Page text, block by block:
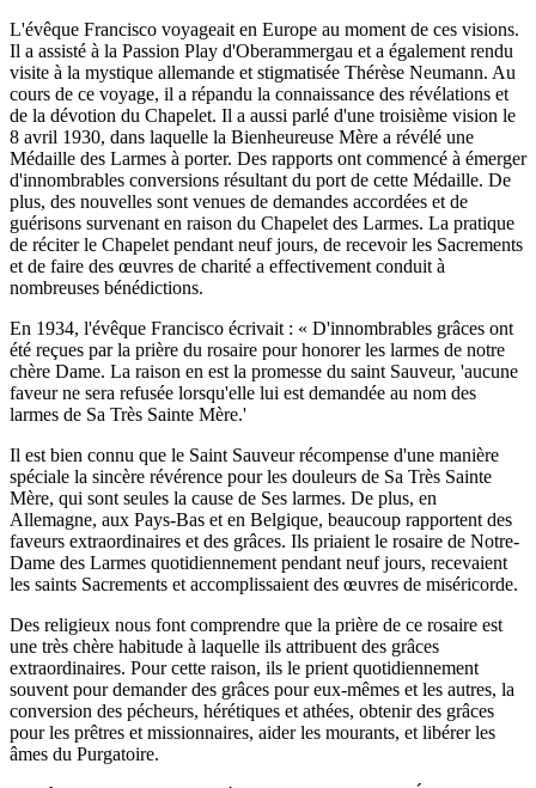
L'évêque Francisco voyageait en Europe au moment de ces visions.
Il a assisté à la Passion Play d'Oberammergau et a également rendu
visite à la mystique allemande et stigmatisée Thérèse Neumann. Au
cours de ce voyage, il a répandu la connaissance des révélations et
de la dévotion du Chapelet. Il a aussi parlé d'une troisième vision le
8 avril 1930, dans laquelle la Bienheureuse Mère a révélé une
Médaille des Larmes à porter. Des rapports ont commencé à émerger
d'innombrables conversions résultant du port de cette Médaille. De
plus, des nouvelles sont venues de demandes accordées et de
guérisons survenant en raison du Chapelet des Larmes. La pratique
de réciter le Chapelet pendant neuf jours, de recevoir les Sacrements
et de faire des œuvres de charité a effectivement conduit à
nombreuses bénédictions.
En 1934, l'évêque Francisco écrivait : « D'innombrables grâces ont
été reçues par la prière du rosaire pour honorer les larmes de notre
chère Dame. La raison en est la promesse du saint Sauveur, 'aucune
faveur ne sera refusée lorsqu'elle lui est demandée au nom des
larmes de Sa Très Sainte Mère.'
Il est bien connu que le Saint Sauveur récompense d'une manière
spéciale la sincère révérence pour les douleurs de Sa Très Sainte
Mère, qui sont seules la cause de Ses larmes. De plus, en
Allemagne, aux Pays-Bas et en Belgique, beaucoup rapportent des
faveurs extraordinaires et des grâces. Ils priaient le rosaire de Notre-
Dame des Larmes quotidiennement pendant neuf jours, recevaient
les saints Sacrements et accomplissaient des œuvres de miséricorde.
Des religieux nous font comprendre que la prière de ce rosaire est
une très chère habitude à laquelle ils attribuent des grâces
extraordinaires. Pour cette raison, ils le prient quotidiennement
souvent pour demander des grâces pour eux-mêmes et les autres, la
conversion des pécheurs, hérétiques et athées, obtenir des grâces
pour les prêtres et missionnaires, aider les mourants, et libérer les
âmes du Purgatoire.